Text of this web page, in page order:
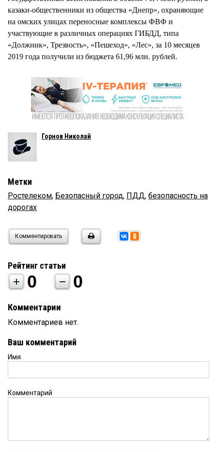
казаки-общественники из общества «Днепр», охраняющие
на омских улицах переносные комплексы ФВФ и
участвующие в различных операциях ГИБДД, типа
«Должник», Трезвость», «Пешеход», «Лес», за 10 месяцев
2019 года получили из бюджета 61,96 млн. рублей.
Горнов Николай
Метки
Ростелеком, Безопасный город, ПДД, безопасность на
дорогах
Комментировать
Рейтинг статьи
0 0
Комментарии
Комментариев нет.
Ваш комментарий
Имя
Комментарий